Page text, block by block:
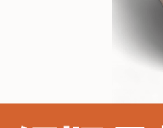
到
若收到不良品，請於到貨日
所有退回及換貨之商品必須
品、附件、包裝、廠商紙及